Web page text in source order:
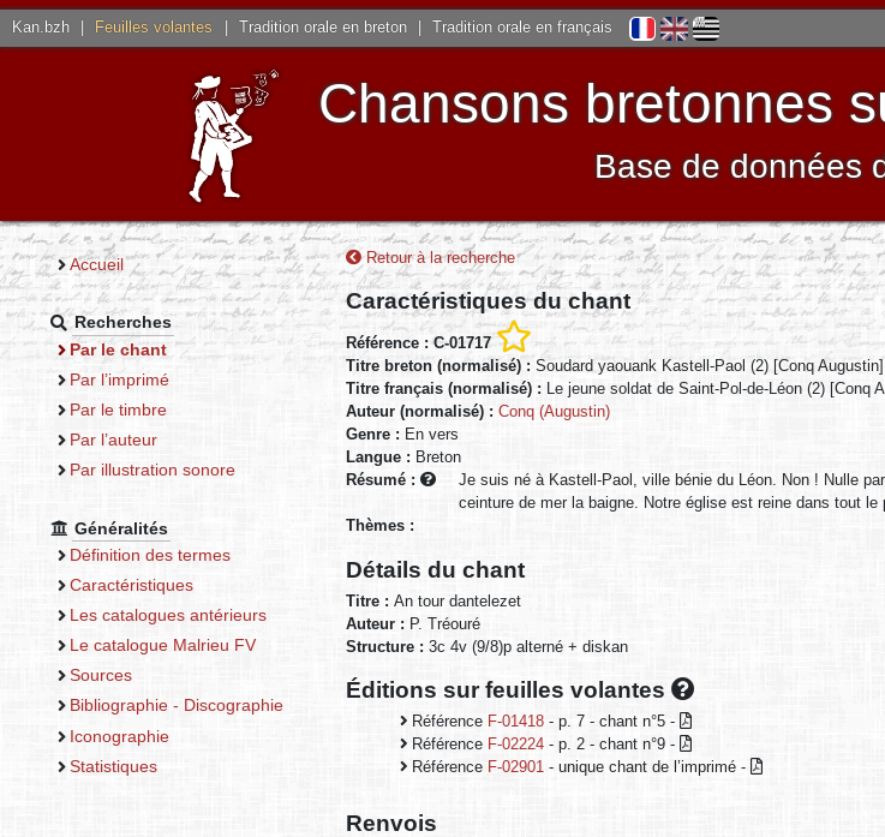
Kan.bzh Feuilles volantes Tradition orale en breton Tradition orale en français
Chansons bretonnes
Base de données
Accueil
Recherches
Par le chant
Par l’imprimé
Par le timbre
Par l’auteur
Par illustration sonore
Généralités
Définition des termes
Caractéristiques
Les catalogues antérieurs
Le catalogue Malrieu FV
Sources
Bibliographie - Discographie
Iconographie
Statistiques
Retour à la recherche
Caractéristiques du chant
Référence : C-01717
Titre breton (normalisé) : Soudard yaouank Kastell-Paol (2) [Conq Augustin]
Titre français (normalisé) : Le jeune soldat de Saint-Pol-de-Léon (2) [Conq
Auteur (normalisé) : Conq (Augustin)
Genre : En vers
Langue : Breton
Résumé :
Je suis né à Kastell-Paol, ville bénie du Léon. Non ! Nulle
ceinture de mer la baigne. Notre église est reine dans tout
Thèmes :
Détails du chant
Titre : An tour dantelezet
Auteur : P. Tréouré
Structure : 3c 4v (9/8)p alterné + diskan
Éditions sur feuilles volantes
Référence F-01418 - p. 7 - chant n°5 -
Référence F-02224 - p. 2 - chant n°9 -
Référence F-02901 - unique chant de l’imprimé -
Renvois